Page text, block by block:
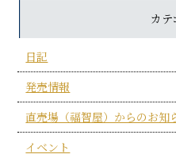
カテ
日記
発売情報
直売場（福智屋）からのお知
イベント